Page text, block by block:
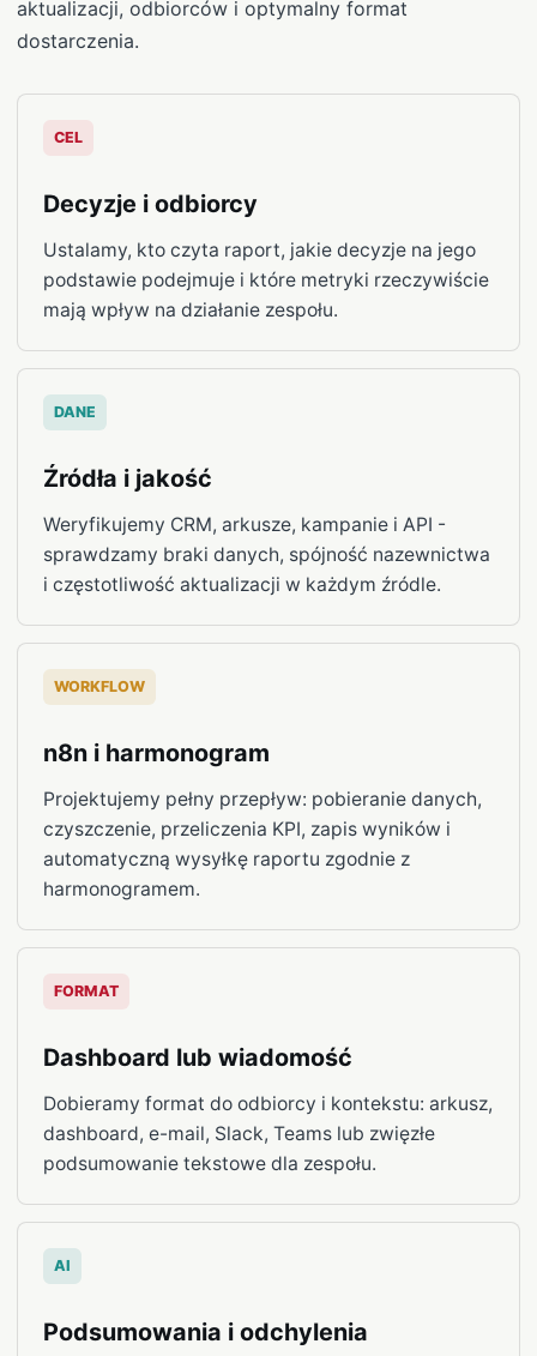
aktualizacji, odbiorców i optymalny format
dostarczenia.
CEL
Decyzje i odbiorcy
Ustalamy, kto czyta raport, jakie decyzje na jego
podstawie podejmuje i które metryki rzeczywiście
mają wpływ na działanie zespołu.
DANE
Źródła i jakość
Weryfikujemy CRM, arkusze, kampanie i API -
sprawdzamy braki danych, spójność nazewnictwa
i częstotliwość aktualizacji w każdym źródle.
WORKFLOW
n8n i harmonogram
Projektujemy pełny przepływ: pobieranie danych,
czyszczenie, przeliczenia KPI, zapis wyników i
automatyczną wysyłkę raportu zgodnie z
harmonogramem.
FORMAT
Dashboard lub wiadomość
Dobieramy format do odbiorcy i kontekstu: arkusz,
dashboard, e-mail, Slack, Teams lub zwięzłe
podsumowanie tekstowe dla zespołu.
AI
Podsumowania i odchylenia